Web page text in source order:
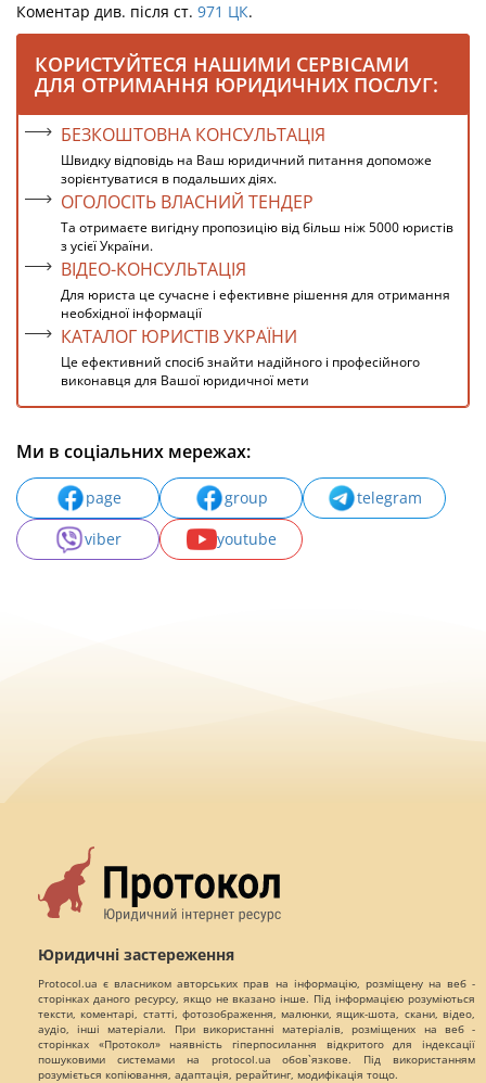
Коментар див. після ст. 971 ЦК.
КОРИСТУЙТЕСЯ НАШИМИ СЕРВІСАМИ
ДЛЯ ОТРИМАННЯ ЮРИДИЧНИХ ПОСЛУГ:
БЕЗКОШТОВНА КОНСУЛЬТАЦІЯ
Швидку відповідь на Ваш юридичний питання допоможе
зорієнтуватися в подальших діях.
ОГОЛОСІТЬ ВЛАСНИЙ ТЕНДЕР
Та отримаєте вигідну пропозицію від більш ніж 5000 юристів
з усієї України.
ВІДЕО-КОНСУЛЬТАЦІЯ
Для юриста це сучасне і ефективне рішення для отримання
необхідної інформації
КАТАЛОГ ЮРИСТІВ УКРАЇНИ
Це ефективний спосіб знайти надійного і професійного
виконавця для Вашої юридичної мети
Ми в соціальних мережах:
page group
telegram
viber
youtube
Юридичні застереження
Protocol.ua є власником авторських прав на інформацію, розміщену на веб -
сторінках даного ресурсу, якщо не вказано інше. Під інформацією розуміються
тексти, коментарі, статті, фотозображення, малюнки, ящик-шота, скани, відео,
аудіо, інші матеріали. При використанні матеріалів, розміщених на веб -
сторінках «Протокол» наявність гіперпосилання відкритого для індексації
пошуковими системами на protocol.ua обов`язкове. Під використанням
розуміється копіювання, адаптація, рерайтинг, модифікація тощо.